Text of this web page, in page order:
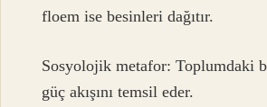
floem ise besinleri dağıtır.
Sosyolojik metafor: Toplumdaki
güç akışını temsil eder.